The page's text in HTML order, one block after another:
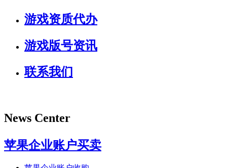
游戏资质代办
游戏版号资讯
联系我们
News Center
苹果企业账户买卖